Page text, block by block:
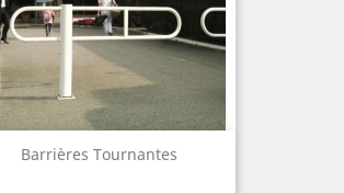
Barrières Tournantes